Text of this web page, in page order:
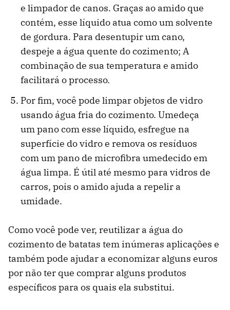
e limpador de canos. Graças ao amido que
contém, esse líquido atua como um solvente
de gordura. Para desentupir um cano,
despeje a água quente do cozimento; A
combinação de sua temperatura e amido
facilitará o processo.
Por fim, você pode limpar objetos de vidro
usando água fria do cozimento. Umedeça
um pano com esse líquido, esfregue na
superfície do vidro e remova os resíduos
com um pano de microfibra umedecido em
água limpa. É útil até mesmo para vidros de
carros, pois o amido ajuda a repelir a
umidade.
Como você pode ver, reutilizar a água do
cozimento de batatas tem inúmeras aplicações e
também pode ajudar a economizar alguns euros
por não ter que comprar alguns produtos
específicos para os quais ela substitui.